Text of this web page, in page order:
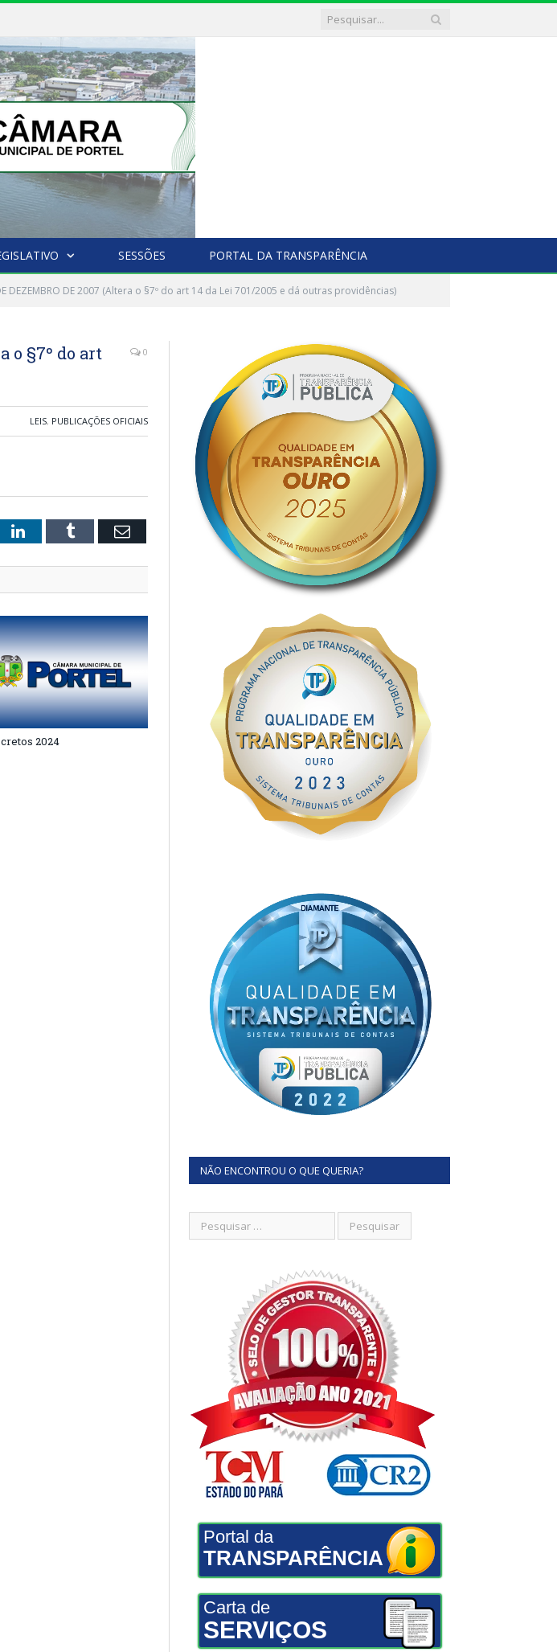
SESSÕES PORTAL DA TRANSPARÊNCIA
DEZEMBRO DE 2007 (Altera o §7º do art 14 da Lei 701/2005 e dá outras providências)
o §7º do art
0
LEIS, PUBLICAÇÕES OFICIAIS
LinkedInTumblr Email
2024
NÃO ENCONTROU O QUE QUERIA?
Portal da
TRANSPARÊNCIA
Carta de
SERVIÇOS